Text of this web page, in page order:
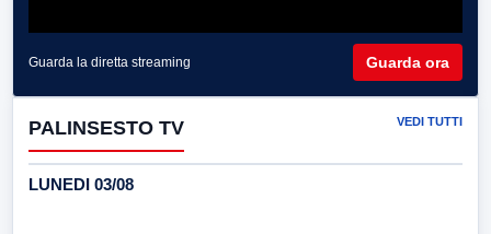
Guarda la diretta streaming Guarda ora
PALINSESTO TV VEDI TUTTI
LUNEDI 03/08